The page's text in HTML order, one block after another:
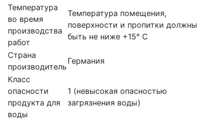
Температура
во время
производства
работ
Температура помещения,
поверхности и пропитки должны
быть не ниже +15° С
Страна
производитель
Германия
Класс
опасности
продукта для
воды
1 (невысокая опасностью
загрязнения воды)